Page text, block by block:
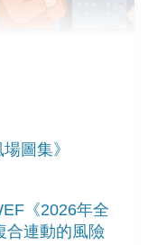
圖集》
《2026年全
合連動的風險